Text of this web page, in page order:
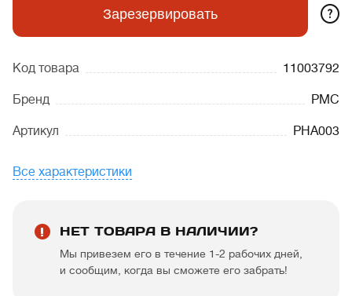
Зарезервировать ?
Код товара 11003792
Бренд PMC
Артикул PHA003
Все характеристики
НЕТ ТОВАРА В НАЛИЧИИ?
Мы привезем его в течение 1-2 рабочих дней,
и сообщим, когда вы сможете его забрать!